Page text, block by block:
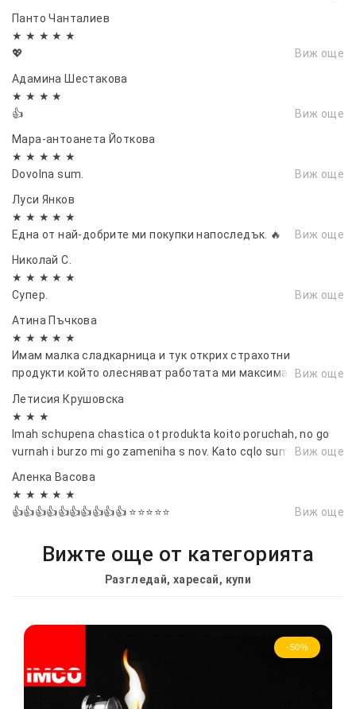
Панто Чанталиев
★ ★ ★ ★ ★
💖
Виж още
Адамина Шестакова
★ ★ ★ ★
👍
Виж още
Мара-антоанета Йоткова
★ ★ ★ ★ ★
Dovolna sum.
Виж още
Луси Янков
★ ★ ★ ★ ★
Една от най-добрите ми покупки напоследък. 🔥
Виж още
Николай С.
★ ★ ★ ★ ★
Супер.
Виж още
Атина Пъчкова
★ ★ ★ ★ ★
Имам малка сладкарница и тук открих страхотни
продукти който олесняват работата ми максимално.Виж още
Летисия Крушовска
★ ★ ★
Imah schupena chastica ot produkta koito poruchah, no go
vurnah i burzo mi go zameniha s nov. Kato cqlo sum dovolna
Виж още
Аленка Васовa
★ ★ ★ ★ ★
👍👍👍👍👍👍👍👍👍👍 ⭐⭐⭐⭐⭐
Виж още
Вижте още от категорията
Разгледай, харесай, купи
-50%